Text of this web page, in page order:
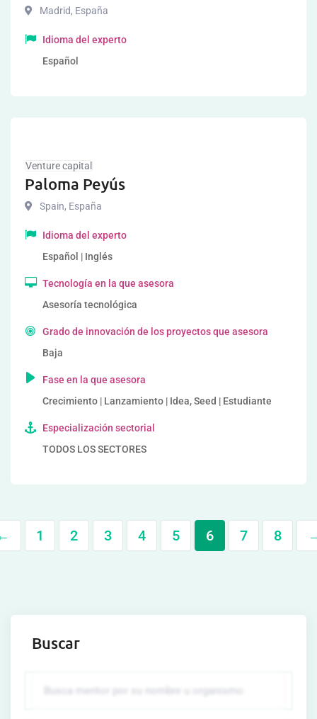
Madrid, España
Idioma del experto
Español
Venture capital
Paloma Peyús
Spain, España
Idioma del experto
Español | Inglés
Tecnología en la que asesora
Asesoría tecnológica
Grado de innovación de los proyectos que asesora
Baja
Fase en la que asesora
Crecimiento | Lanzamiento | Idea, Seed | Estudiante
Especialización sectorial
TODOS LOS SECTORES
1 2 3 4 5 6 7 8
Buscar